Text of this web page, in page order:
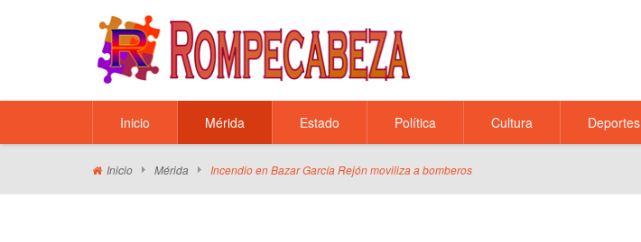
Inicio Mérida Estado Política Cultura Deportes
Inicio Mérida Incendio en Bazar García Rejón moviliza a bomberos